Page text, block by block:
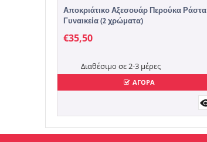
Αποκριάτικο Αξεσουάρ Περούκα Ράστα
Γυναικεία (2 χρώματα)
€35,50
Διαθέσιμο σε 2-3 μέρες
ΑΓΟΡΑ